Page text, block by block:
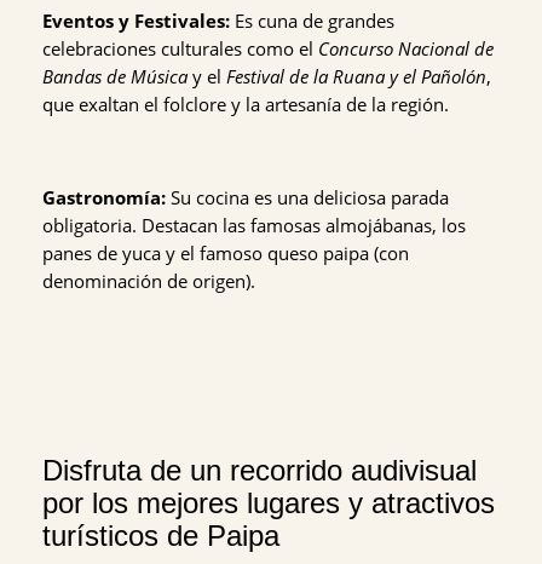
Eventos y Festivales:Es cuna de grandes
celebraciones culturales como el Concurso Nacional de
Bandas de Músicay el Festival de la Ruana y el Pañolón,
que exaltan el folclore y la artesanía de la región.
Gastronomía:Su cocina es una deliciosa parada
obligatoria. Destacan las famosas almojábanas, los
panes de yuca y el famoso queso paipa (con
denominación de origen).
Disfruta de un recorrido audivisual
por los mejores lugares y atractivos
turísticos de Paipa